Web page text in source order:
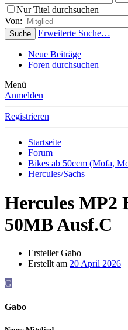
Nur Titel durchsuchen
Von:
Suche Erweiterte Suche…
Neue Beiträge
Foren durchsuchen
Menü
Anmelden
Registrieren
Startseite
Forum
Bikes ab 50ccm (Mofa,
Hercules/Sachs
Hercules MP2
50MB Ausf.C
ErstellerGabo
Erstellt am 20 April 2026
G
Gabo